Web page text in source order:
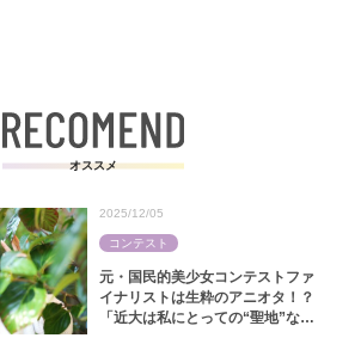
オススメ
元・国民的美少女コンテストファ
イナリストは生粋のアニオタ！？
「近大は私にとっての“聖地”なん
2025/12/05
コンテスト